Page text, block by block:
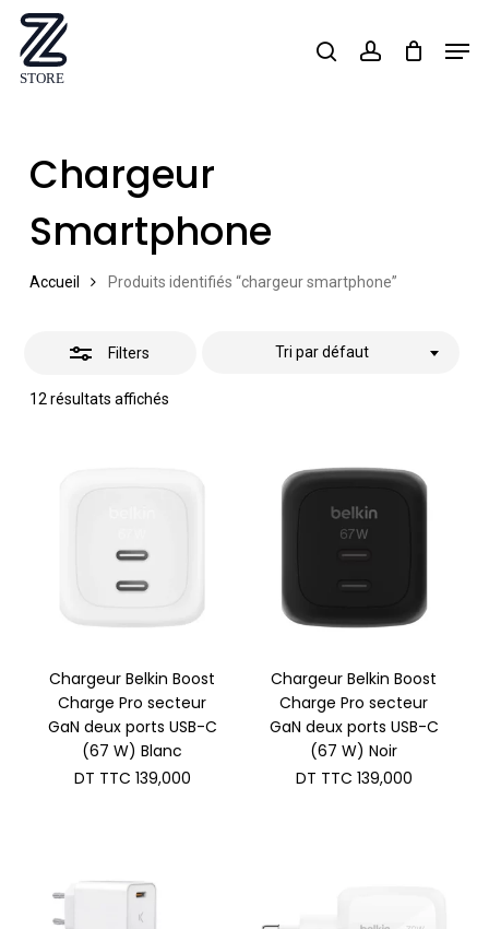
Skip
main
searchaccount
Chargeur
Smartphone
Accueil Produits identifiés “chargeur smartphone”
Filters
12 résultats affichés
Tri par défaut
Close
Chargeur Belkin Boost
Charge Pro secteur
GaN deux ports USB-C
(67 W) Blanc
DT TTC 139,000
Chargeur Belkin Boost
Charge Pro secteur
GaN deux ports USB-C
(67 W) Noir
DT TTC 139,000